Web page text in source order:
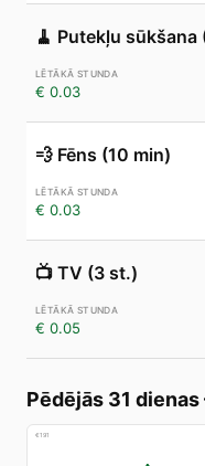
🧹 Putekļu sūkšana
€ 0.03
💨 Fēns (10 min)
€ 0.03
📺 TV (3 st.)
€ 0.05
Pēdējās 31 dienas
€191